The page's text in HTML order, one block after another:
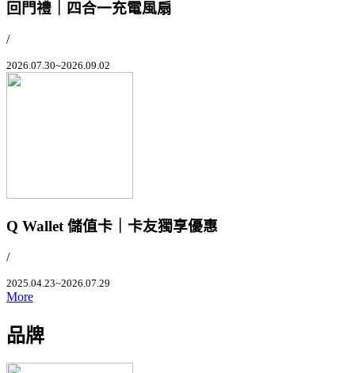
回門禮｜四合一充電風扇
/
2026.07.30~2026.09.02
Q Wallet 儲值卡｜卡友獨享優惠
/
2025.04.23~2026.07.29
More
品牌